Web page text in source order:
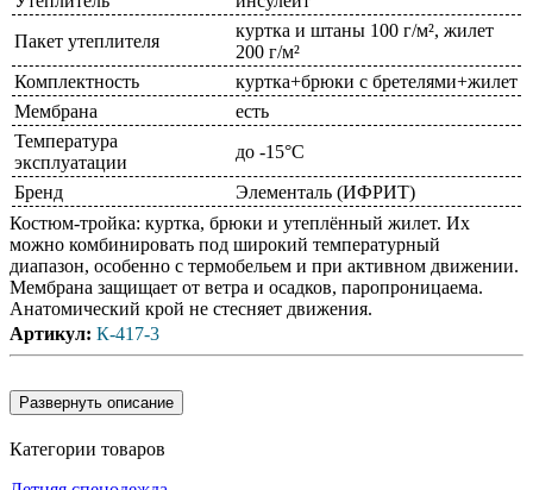
Пакет утеплителя
куртка и штаны 100 г/м², жилет
200 г/м²
Комплектность
куртка+брюки с бретелями+жилет
Мембрана
есть
Температура
эксплуатации
до -15°С
Бренд
Элементаль (ИФРИТ)
Костюм-тройка: куртка, брюки и утеплённый жилет. Их
можно комбинировать под широкий температурный
диапазон, особенно с термобельем и при активном движении.
Мембрана защищает от ветра и осадков, паропроницаема.
Анатомический крой не стесняет движения.
Артикул: К-417-3
Категории товаров